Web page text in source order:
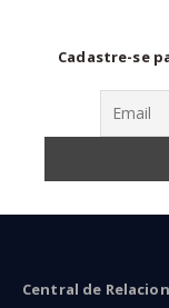
Cadastre-se
Central de